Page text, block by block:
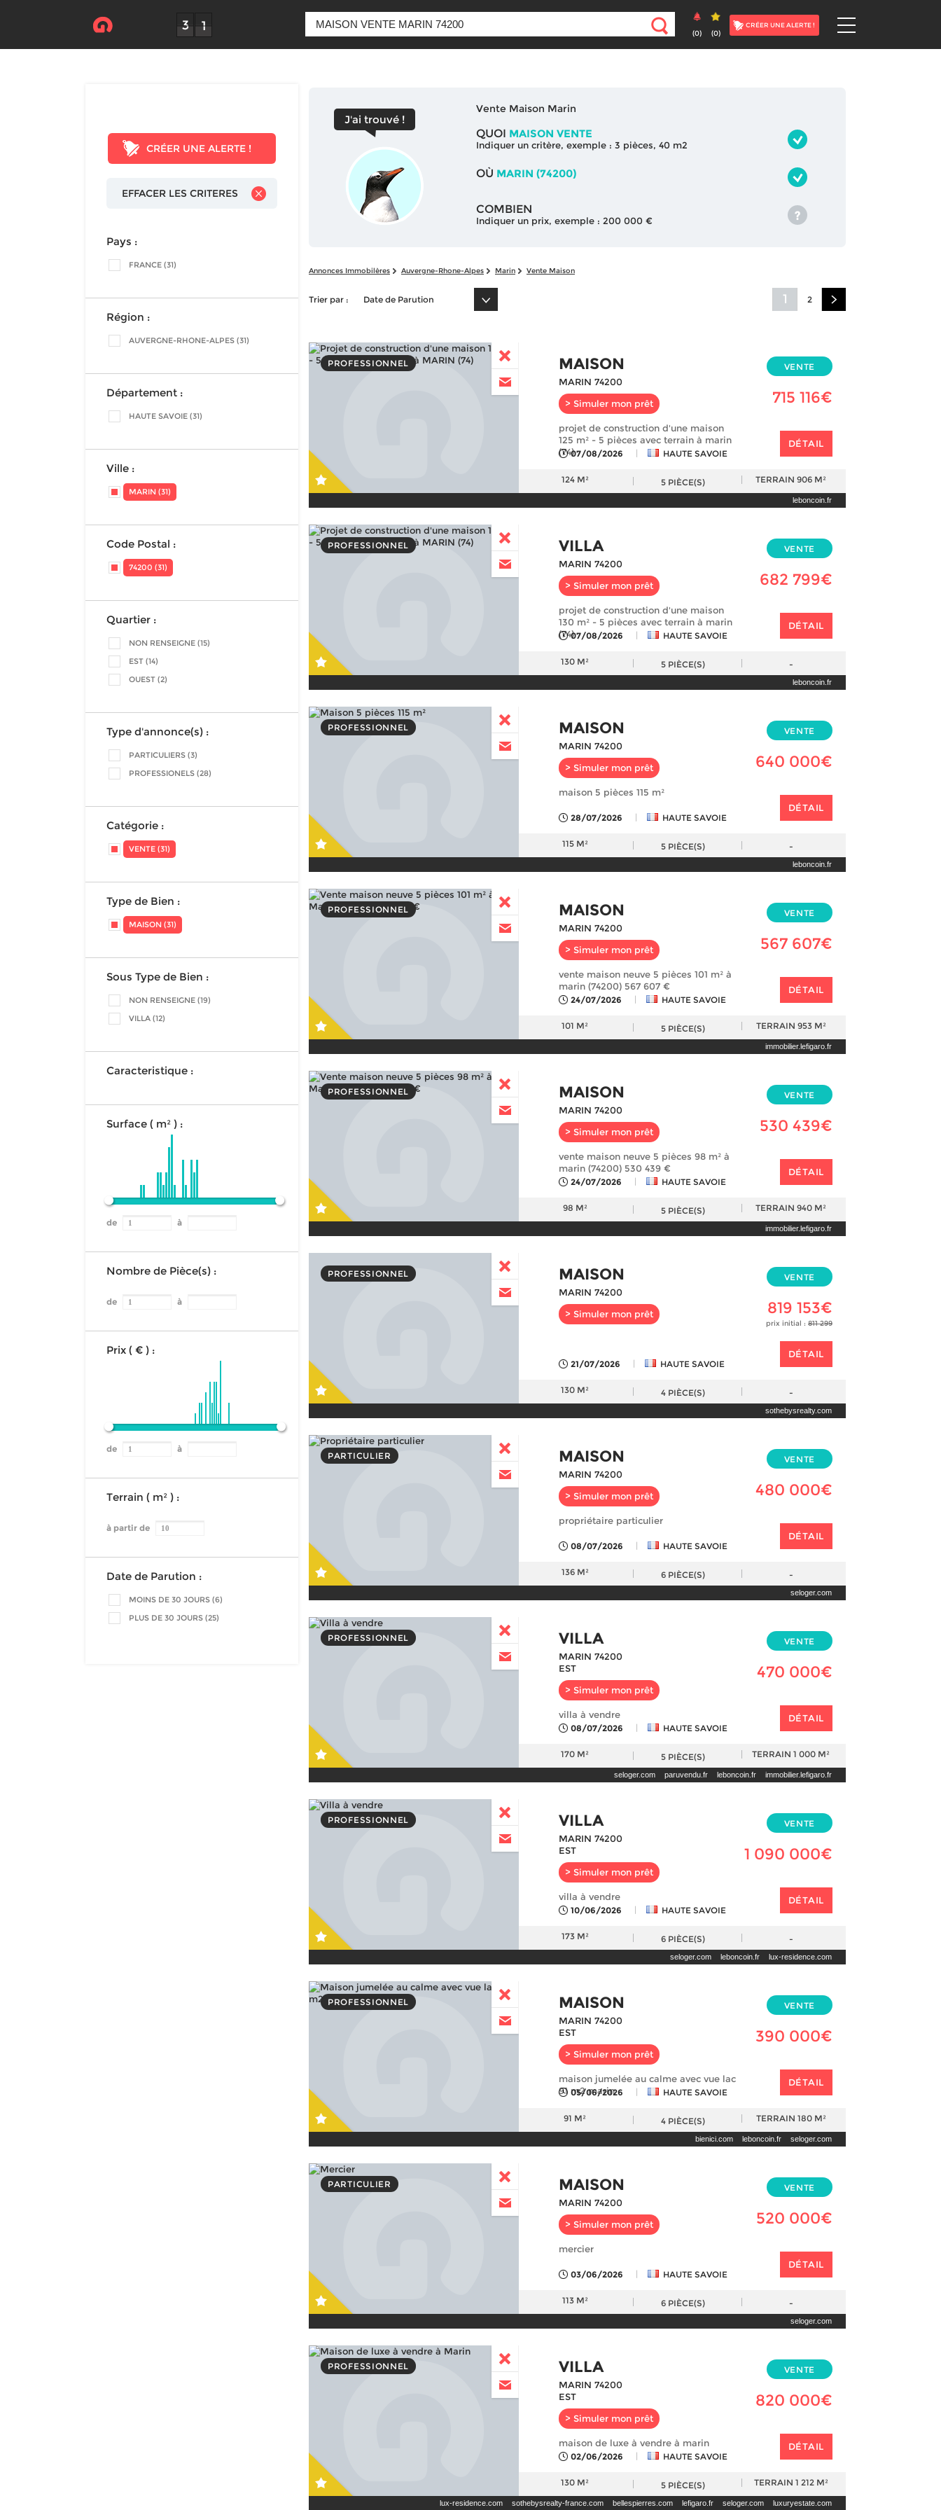
(0) (0)
CRÉER UNE ALERTE !
J'ai trouvé !
Vente Maison Marin
QUOI MAISON VENTE
Indiquer un critère, exemple : 3 pièces, 40 m2
OÙ MARIN (74200)
COMBIEN
Indiquer un prix, exemple : 200 000 €
CRÉER UNE ALERTE !
EFFACER LES CRITERES
Pays :
FRANCE (31)
Région :
AUVERGNE-RHONE-ALPES (31)
Département :
HAUTE SAVOIE (31)
Ville :
MARIN (31)
Code Postal :
74200 (31)
Quartier :
NON RENSEIGNE (15)
EST (14)
OUEST (2)
Type d'annonce(s) :
PARTICULIERS (3)
PROFESSIONELS (28)
Catégorie :
VENTE (31)
Type de Bien :
MAISON (31)
Sous Type de Bien :
NON RENSEIGNE (19)
VILLA (12)
Caracteristique :
Surface ( m² ) :
de à
Nombre de Pièce(s) :
de à
Prix ( € ) :
de à
Terrain ( m² ) :
à partir de
Date de Parution :
MOINS DE 30 JOURS (6)
PLUS DE 30 JOURS (25)
Annonces Immobilères Auvergne-Rhone-Alpes Marin Vente Maison
1 2
Trier par : Date de Parution
PROFESSIONNEL MAISON
MARIN 74200
> Simuler mon prêt
VENTE
715 116€
projet de construction d'une maison
125 m² - 5 pièces avec terrain à marin
(74)07/08/2026 | HAUTE SAVOIE
DÉTAIL
124 M² 5 PIÈCE(S) TERRAIN 906 M²
leboncoin.fr
PROFESSIONNEL VILLA
MARIN 74200
> Simuler mon prêt
VENTE
682 799€
projet de construction d'une maison
130 m² - 5 pièces avec terrain à marin
(74)07/08/2026 | HAUTE SAVOIE
DÉTAIL
130 M² 5 PIÈCE(S) -
leboncoin.fr
PROFESSIONNEL MAISON
MARIN 74200
> Simuler mon prêt
VENTE
640 000€
maison 5 pièces 115 m²
28/07/2026 | HAUTE SAVOIE
DÉTAIL
115 M² 5 PIÈCE(S) -
leboncoin.fr
PROFESSIONNEL MAISON
MARIN 74200
> Simuler mon prêt
VENTE
567 607€
vente maison neuve 5 pièces 101 m² à
marin (74200) 567 607 €
24/07/2026 | HAUTE SAVOIE
DÉTAIL
101 M² 5 PIÈCE(S) TERRAIN 953 M²
immobilier.lefigaro.fr
PROFESSIONNEL MAISON
MARIN 74200
> Simuler mon prêt
VENTE
530 439€
vente maison neuve 5 pièces 98 m² à
marin (74200) 530 439 €
24/07/2026 | HAUTE SAVOIE
DÉTAIL
98 M² 5 PIÈCE(S) TERRAIN 940 M²
immobilier.lefigaro.fr
PROFESSIONNEL MAISON
MARIN 74200
> Simuler mon prêt
VENTE
819 153€
prix initial : 811 299
21/07/2026 | HAUTE SAVOIE
DÉTAIL
130 M² 4 PIÈCE(S) -
sothebysrealty.com
PARTICULIER MAISON
MARIN 74200
> Simuler mon prêt
VENTE
480 000€
propriétaire particulier
08/07/2026 | HAUTE SAVOIE
DÉTAIL
136 M² 6 PIÈCE(S) -
seloger.com
PROFESSIONNEL VILLA
MARIN 74200
EST
> Simuler mon prêt
VENTE
470 000€
villa à vendre
08/07/2026 | HAUTE SAVOIE
DÉTAIL
170 M² 5 PIÈCE(S) TERRAIN 1 000 M²
seloger.com paruvendu.fr leboncoin.fr immobilier.lefigaro.fr
PROFESSIONNEL VILLA
MARIN 74200
EST
> Simuler mon prêt
VENTE
1 090 000€
villa à vendre
10/06/2026 | HAUTE SAVOIE
DÉTAIL
173 M² 6 PIÈCE(S) -
seloger.com leboncoin.fr lux-residence.com
PROFESSIONNEL MAISON
MARIN 74200
EST
> Simuler mon prêt
VENTE
390 000€
maison jumelée au calme avec vue lac
91 m2 marin
05/06/2026 | HAUTE SAVOIE
DÉTAIL
91 M² 4 PIÈCE(S) TERRAIN 180 M²
bienici.com leboncoin.fr seloger.com
PARTICULIER MAISON
MARIN 74200
> Simuler mon prêt
VENTE
520 000€
mercier
03/06/2026 | HAUTE SAVOIE
DÉTAIL
113 M² 6 PIÈCE(S) -
seloger.com
PROFESSIONNEL VILLA
MARIN 74200
EST
> Simuler mon prêt
VENTE
820 000€
maison de luxe à vendre à marin
02/06/2026 | HAUTE SAVOIE
DÉTAIL
130 M² 5 PIÈCE(S) TERRAIN 1 212 M²
lux-residence.com sothebysrealty-france.com bellespierres.com lefigaro.fr seloger.com luxuryestate.com